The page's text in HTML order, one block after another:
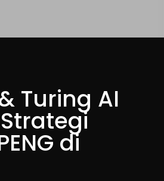
Turing AI
di